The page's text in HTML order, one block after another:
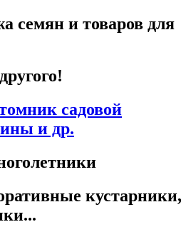
семян и товаров для
садовой
и др.
кустарники,